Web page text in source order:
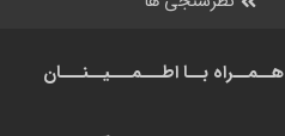
هــمــراه بــا اطـــمـــیــنـــان